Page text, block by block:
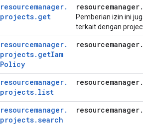
resourcemanager.
projects. get
resourcemanager.
Pemberian izin ini
terkait dengan
resourcemanager.
projects. getIam
Policy
resourcemanager.
resourcemanager.
projects. list
resourcemanager.
resourcemanager.
projects.search
resourcemanager.